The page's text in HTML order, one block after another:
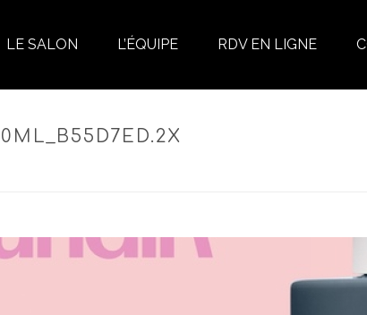
LE SALON L’ÉQUIPE RDV EN LIGNE